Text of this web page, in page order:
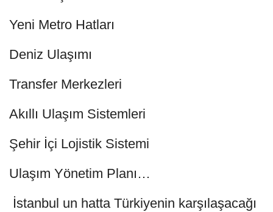
Yeni Metro Hatları
Deniz Ulaşımı
Transfer Merkezleri
Akıllı Ulaşım Sistemleri
Şehir İçi Lojistik Sistemi
Ulaşım Yönetim Planı…
İstanbul un hatta Türkiyenin karşılaşacağı